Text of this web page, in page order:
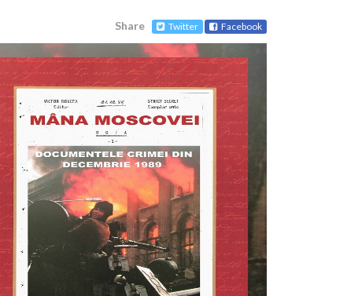
Share Twitter Facebook